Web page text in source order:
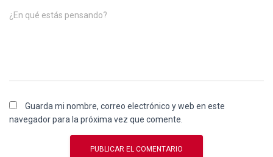
¿En qué estás pensando?
Guarda mi nombre, correo electrónico y web en este
navegador para la próxima vez que comente.